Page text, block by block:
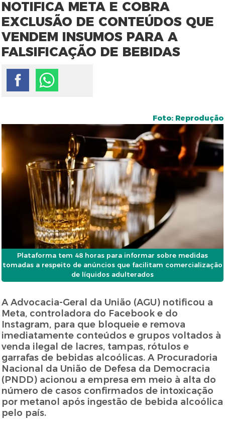
NOTIFICA META E COBRA
EXCLUSÃO DE CONTEÚDOS QUE
VENDEM INSUMOS PARA A
FALSIFICAÇÃO DE BEBIDAS
Foto: Reprodução
Plataforma tem 48 horas para informar sobre medidas
tomadas a respeito de anúncios que facilitam comercialização
de líquidos adulterados
A Advocacia-Geral da União (AGU) notificou a
Meta, controladora do Facebook e do
Instagram, para que bloqueie e remova
imediatamente conteúdos e grupos voltados à
venda ilegal de lacres, tampas, rótulos e
garrafas de bebidas alcoólicas. A Procuradoria
Nacional da União de Defesa da Democracia
(PNDD) acionou a empresa em meio à alta do
número de casos confirmados de intoxicação
por metanol após ingestão de bebida alcoólica
pelo país.